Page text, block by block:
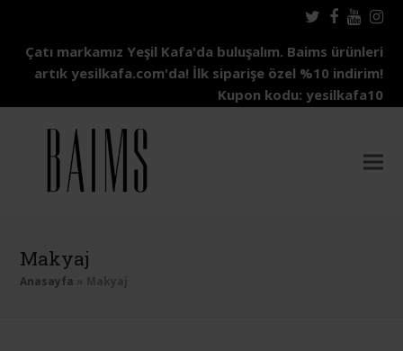
Twitter
Çatı markamız Yeşil Kafa'da buluşalım. Baims ürünleri
artık yesilkafa.com'da! İlk siparişe özel %10 indirim!
Kupon kodu: yesilkafa10
Makyaj
Anasayfa